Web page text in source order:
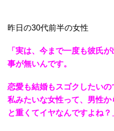
昨日の30代前半の女性
「実は、今まで一度も彼氏が
事が無いんです。
恋愛も結婚もスゴクしたいの
私みたいな女性って、男性か
と重くてイヤなんですよね？